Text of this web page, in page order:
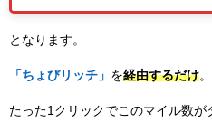
となります。
「ちょびリッチ」 を経由するだけ
たった1クリックでこのマイル数